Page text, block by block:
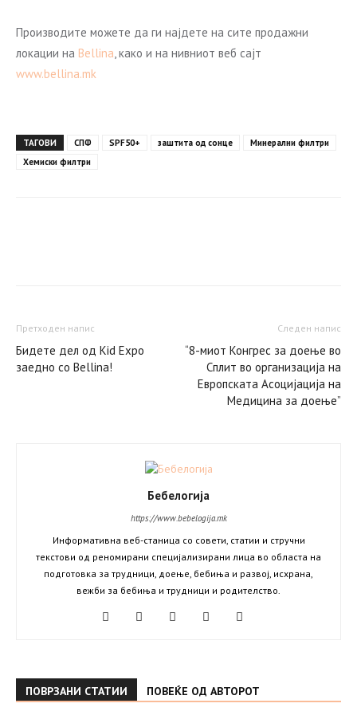
Производите можете да ги најдете на сите продажни
локации на Bellina, како и на нивниот веб сајт
www.bellina.mk
ТАГОВИ СПФ SPF50+ заштита од сонце
Минерални филтри
Хемиски филтри
Претходен напис
Бидете дел од Kid Expo
заедно со Bellina!
Следен напис
“8-миот Конгрес за доење во
Сплит во организација на
Европската Асоцијација на
Медицина за доење”
Бебелогија
https://www.bebelogija.mk
Информативна веб-станица со совети, статии и стручни
текстови од реномирани специјализирани лица во областа на
подготовка за трудници, доење, бебиња и развој, исхрана,
вежби за бебиња и трудници и родителство.
ПОВРЗАНИ СТАТИИ ПОВЕЌЕ ОД АВТОРОТ